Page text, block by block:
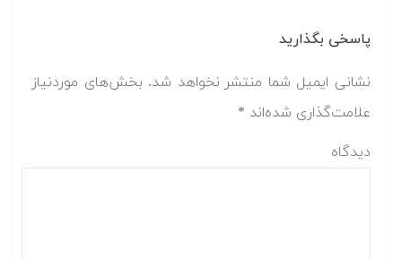
پاسخی بگذارید
نشانی ایمیل شما منتشر نخواهد شد. بخش‌های موردنیاز
علامت‌گذاری شده‌اند *
دیدگاه